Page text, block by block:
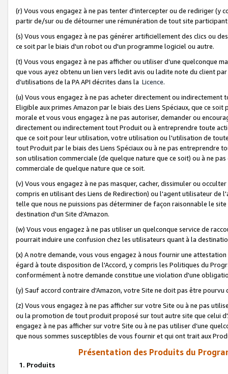
(r) Vous vous engagez à ne pas tenter d'intercepter ou de rediriger
partir de/sur ou de détourner une rémunération de tout site
(s) Vous vous engagez à ne pas générer artificiellement des clics ou
ce soit par le biais d'un robot ou d'un programme logiciel ou autre.
(t) Vous vous engagez à ne pas afficher ou utiliser d’une quelconque
que vous ayez obtenu un lien vers ledit avis ou ladite note du client
d’utilisations de la PA API décrites dans la Licence.
(u) Vous vous engagez à ne pas acheter directement ou
Eligible aux primes Amazon par le biais des Liens Spéciaux, que ce
morale et vous vous engagez à ne pas autoriser, demander ou
directement ou indirectement tout Produit ou à entreprendre toute
que ce soit pour leur utilisation, votre utilisation ou l'utilisation de
tout Produit par le biais des Liens Spéciaux ou à ne pas entreprendre
son utilisation commerciale (de quelque nature que ce soit) ou à ne
commerciale de quelque nature que ce soit.
(v) Vous vous engagez à ne pas masquer, cacher, dissimuler ou
compris en utilisant des Liens de Redirection) ou l'agent utilisateur
telle que nous ne puissions pas déterminer de façon raisonnable le
destination d'un Site d'Amazon.
(w) Vous vous engagez à ne pas utiliser un quelconque service de
pourrait induire une confusion chez les utilisateurs quant à la
(x) A notre demande, vous vous engagez à nous fournir une
égard à toute disposition de l'Accord, y compris les Politiques du
conformément à notre demande constitue une violation d'une
(y) Sauf accord contraire d'Amazon, votre Site ne doit pas être
(z) Vous vous engagez à ne pas afficher sur votre Site ou à ne pas
ou la promotion de tout produit proposé sur tout autre site que celui
engagez à ne pas afficher sur votre Site ou à ne pas utiliser d’une
que nous sommes susceptibles de vous fournir et qui ont trait aux
Présentation des Produits du
1. Produits